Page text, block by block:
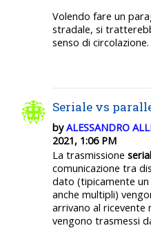
Volendo fare un
stradale, si
senso di circolazione.
Seriale vs
byALESSANDRO
2021, 1:06 PM
La trasmissione
comunicazione tra
dato (tipicamente
anche multipli)
arrivano al ricevente
vengono trasmessi